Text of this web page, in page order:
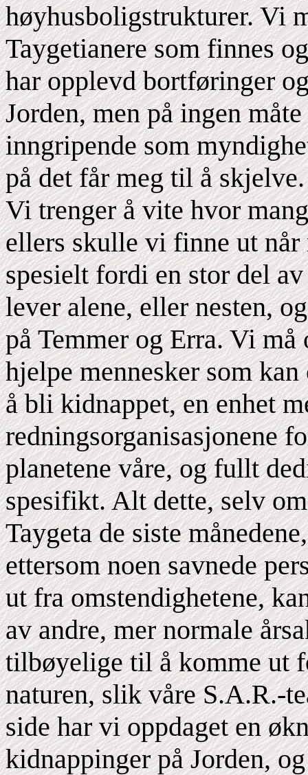
høyhusboligstrukturer. Vi
Taygetianere som finnes
har opplevd bortføringer
Jorden, men på ingen
inngripende som
på det får meg til å skjelve.
Vi trenger å vite hvor
ellers skulle vi finne ut når
spesielt fordi en stor del
lever alene, eller nesten,
på Temmer og Erra. Vi må
hjelpe mennesker som
å bli kidnappet, en enhet
redningsorganisasjonene
planetene våre, og fullt
spesifikt. Alt dette, selv
Taygeta de siste
ettersom noen savnede
ut fra omstendighetene,
av andre, mer normale
tilbøyelige til å komme ut
naturen, slik våre S.A.R.-
side har vi oppdaget en
kidnappinger på Jorden,